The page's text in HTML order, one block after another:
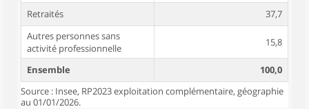
Retraités
37,7
Autres personnes sans
activité professionnelle
15,8
Ensemble
100,0
Source : Insee, RP2023 exploitation complémentaire, géographie
au 01/01/2026.